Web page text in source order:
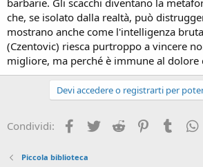
barbarie. Gli scacchi diventano la
che, se isolato dalla realtà, può
mostrano anche come l'intelligenza
(Czentovic) riesca purtroppo a vincere
migliore, ma perché è immune al dolore
Devi accedere o registrarti per
Condividi: Facebook
Twitter Reddit Pinterest
Piccola biblioteca